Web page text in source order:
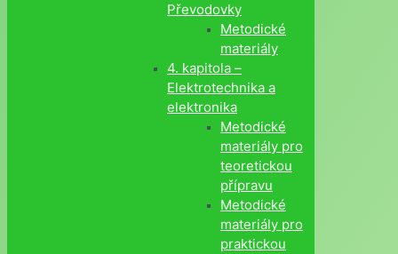
Převodovky
Metodické
materiály
4. kapitola –
Elektrotechnika a
elektronika
Metodické
materiály pro
teoretickou
přípravu
Metodické
materiály pro
praktickou